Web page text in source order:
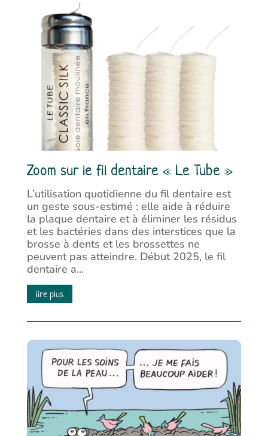
Zoom sur le fil dentaire « Le Tube »
L’utilisation quotidienne du fil dentaire est
un geste sous-estimé : elle aide à réduire
la plaque dentaire et à éliminer les résidus
et les bactéries dans des interstices que la
brosse à dents et les brossettes ne
peuvent pas atteindre. Début 2025, le fil
dentaire a...
lire plus